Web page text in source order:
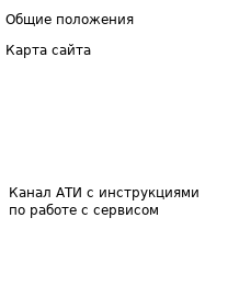
Общие положения
Карта сайта
Канал АТИ с инструкциями
по работе с сервисом